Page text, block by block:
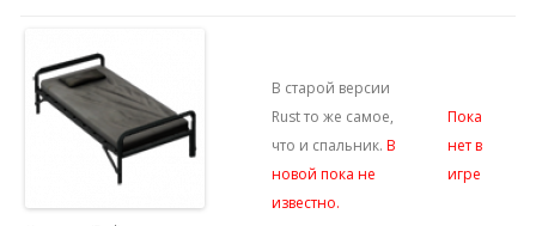
В старой версии
Rust то же самое,
что и спальник. В
новой пока не
известно.
Пока
нет в
игре